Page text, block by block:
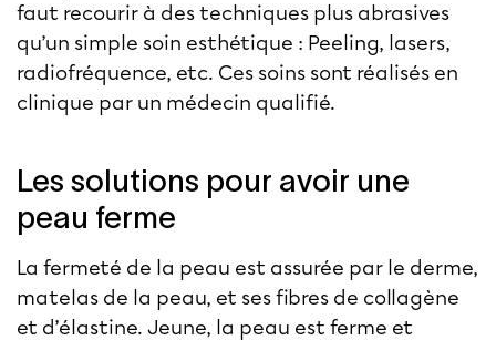
faut recourir à des techniques plus abrasives
qu’un simple soin esthétique : Peeling, lasers,
radiofréquence, etc. Ces soins sont réalisés en
clinique par un médecin qualifié.
Les solutions pour avoir une
peau ferme
La fermeté de la peau est assurée par le derme,
matelas de la peau, et ses fibres de collagène
et d’élastine. Jeune, la peau est ferme et